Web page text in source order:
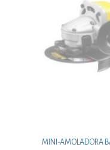
MINI-AMOLADORA